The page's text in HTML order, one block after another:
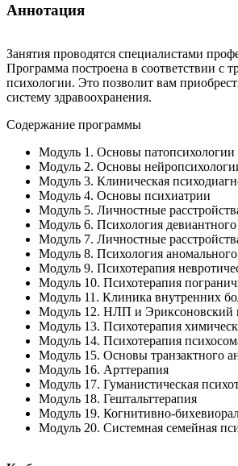
Аннотация
Занятия проводятся специалистами
Программа построена в соответствии с
психологии. Это позволит вам
систему здравоохранения.
Содержание программы
Модуль 1. Основы патопсихологии
Модуль 2. Основы
Модуль 3. Клиническая
Модуль 4. Основы психиатрии
Модуль 5. Личностные
Модуль 6. Психология
Модуль 7. Личностные
Модуль 8. Психология аномального
Модуль 9. Психотерапия
Модуль 10. Психотерапия
Модуль 11. Клиника внутренних
Модуль 12. НЛП и Эриксоновский
Модуль 13. Психотерапия
Модуль 14. Психотерапия
Модуль 15. Основы транзактного
Модуль 16. Арттерапия
Модуль 17. Гуманистическая
Модуль 18. Гештальттерапия
Модуль 19. Когнитивно-
Модуль 20. Системная семейная